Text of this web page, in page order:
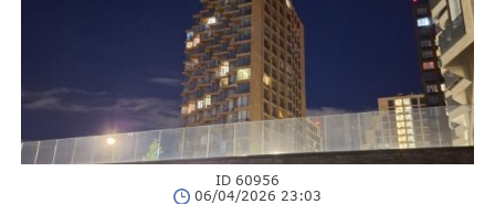
ID 60956
06/04/2026 23:03